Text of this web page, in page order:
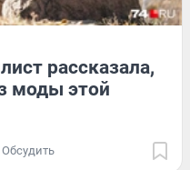
рассказала,
моды этой
Обсудить